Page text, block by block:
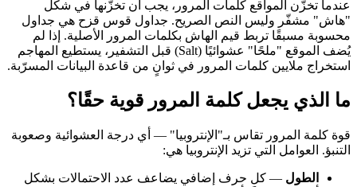
عندما تخزّن المواقع كلمات المرور، يجب أن تخزّنها في شكل
"هاش" مشفّر وليس النص الصريح. جداول قوس قزح هي جداول
محسوبة مسبقًا تربط قيم الهاش بكلمات المرور الأصلية. إذا لم
يُضف الموقع "ملحًا" عشوائيًا (Salt) قبل التشفير، يستطيع المهاجم
استخراج ملايين كلمات المرور في ثوانٍ من قاعدة البيانات المسرّبة.
ما الذي يجعل كلمة المرور قوية حقًا؟
قوة كلمة المرور تقاس بـ"الإنتروبيا" — أي درجة العشوائية وصعوبة
التنبؤ. العوامل التي تزيد الإنتروبيا هي:
الطول — كل حرف إضافي يضاعف عدد الاحتمالات بشكل